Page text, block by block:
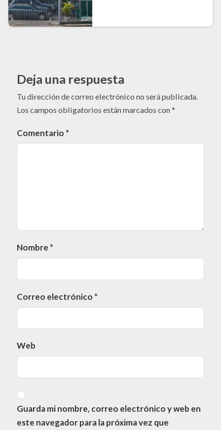
Deja una respuesta
Tu dirección de correo electrónico no será publicada.
Los campos obligatorios están marcados con*
Comentario *
Nombre *
Correo electrónico *
Web
Guarda mi nombre, correo electrónico y web en
este navegador para la próxima vez que